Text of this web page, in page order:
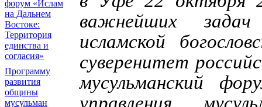
форум «Ислам
на Дальнем
Востоке:
Территория
единства и
согласия»
Программу
развития
общины
мусульман
важнейших
исламской
суверенитет
мусульманский